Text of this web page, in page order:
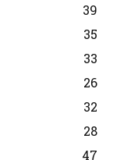
39
35
33
26
32
28
47